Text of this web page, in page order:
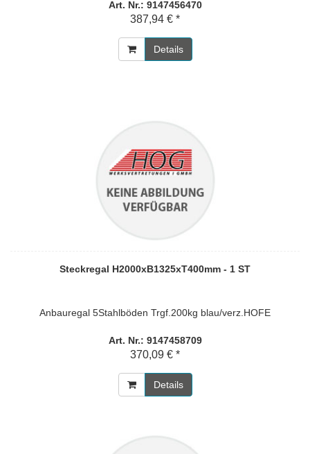
Art. Nr.: 9147456470
387,94 € *
Details
Steckregal H2000xB1325xT400mm - 1 ST
Anbauregal 5Stahlböden Trgf.200kg blau/verz.HOFE
Art. Nr.: 9147458709
370,09 € *
Details